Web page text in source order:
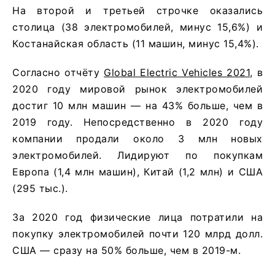
На второй и третьей строчке оказались
столица (38 электромобилей, минус 15,6%) и
Костанайская область (11 машин, минус 15,4%).
Согласно отчёту Global Electric Vehicles 2021, в
2020 году мировой рынок электромобилей
достиг 10 млн машин — на 43% больше, чем в
2019 году. Непосредственно в 2020 году
компании продали около 3 млн новых
электромобилей. Лидируют по покупкам
Европа (1,4 млн машин), Китай (1,2 млн) и США
(295 тыс.).
За 2020 год физические лица потратили на
покупку электромобилей почти 120 млрд долл.
США — сразу на 50% больше, чем в 2019-м.